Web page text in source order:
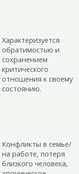
Характеризуется
обратимостью и
сохранением
критического
отношения к своему
состоянию.
Конфликты в семье/
на работе, потеря
близкого человека,